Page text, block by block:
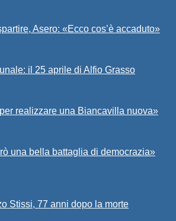
Asero: «Ecco cos’è accaduto»
il 25 aprile di Alfio Grasso
realizzare una Biancavilla nuova»
una bella battaglia di democrazia»
Stissi, 77 anni dopo la morte